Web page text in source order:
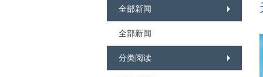
全部新闻
全部新闻
分类阅读